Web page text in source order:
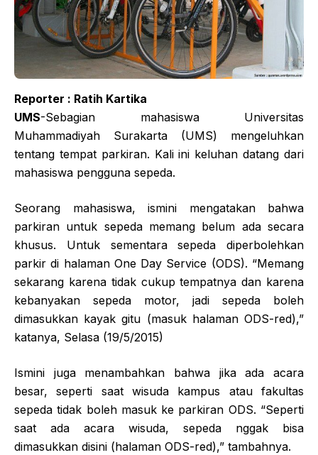
Reporter : Ratih Kartika
UMS-Sebagian mahasiswa Universitas
Muhammadiyah Surakarta (UMS) mengeluhkan
tentang tempat parkiran. Kali ini keluhan datang dari
mahasiswa pengguna sepeda.
Seorang mahasiswa, ismini mengatakan bahwa
parkiran untuk sepeda memang belum ada secara
khusus. Untuk sementara sepeda diperbolehkan
parkir di halaman One Day Service (ODS). “Memang
sekarang karena tidak cukup tempatnya dan karena
kebanyakan sepeda motor, jadi sepeda boleh
dimasukkan kayak gitu (masuk halaman ODS-red),”
katanya, Selasa (19/5/2015)
Ismini juga menambahkan bahwa jika ada acara
besar, seperti saat wisuda kampus atau fakultas
sepeda tidak boleh masuk ke parkiran ODS. “Seperti
saat ada acara wisuda, sepeda nggak bisa
dimasukkan disini (halaman ODS-red),” tambahnya.